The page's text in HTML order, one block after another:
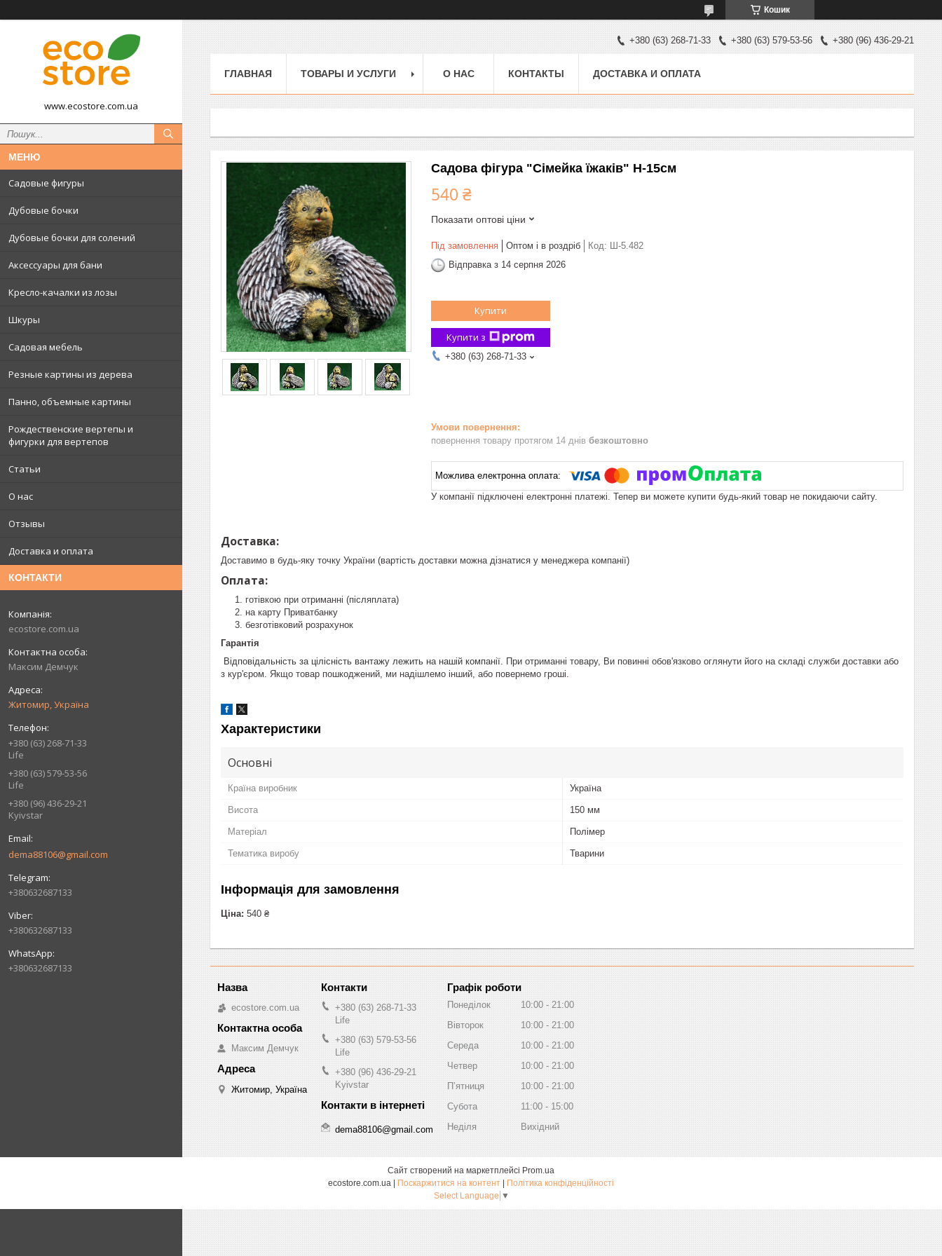
Кошик
www.ecostore.com.ua
Садовые фигуры
Дубовые бочки
Дубовые бочки для солений
Аксессуары для бани
Кресло-качалки из лозы
Шкуры
Садовая мебель
Резные картины из дерева
Панно, объемные картины
Рождественские вертепы и
фигурки для вертепов
Статьи
О нас
Отзывы
Доставка и оплата
КОНТАКТИ
ecostore.com.ua
Максим Демчук
Житомир, Україна
+380 (63) 268-71-33
Life
+380 (63) 579-53-56
Life
+380 (96) 436-29-21
Kyivstar
dema88106@gmail.com
+380632687133
+380632687133
+380632687133
+380 (63) 268-71-33 +380 (63) 579-53-56 +380 (96) 436-29-21
ГЛАВНАЯ ТОВАРЫ И УСЛУГИ О НАС КОНТАКТЫ ДОСТАВКА И ОПЛАТА
Садова фігура "Сімейка їжаків" H-15см
540 ₴
Показати оптові ціни
Під замовлення Оптом і в роздріб Код:
Ш-5.482
Відправка з 14 серпня 2026
Купити
Купити з
+380 (63) 268-71-33
повернення товару протягом 14 днів безкоштовно
У компанії підключені електронні платежі. Тепер ви можете купити будь-який товар не покидаючи сайту.
Доставка:
Доставимо в будь-яку точку України (вартість доставки можна дізнатися у менеджера компанії)
Оплата:
готівкою при отриманні (післяплата)
на карту Приватбанку
безготівковий розрахунок
Гарантія
Відповідальність за цілісність вантажу лежить на нашій компанії. При отриманні товару, Ви повинні обов'язково оглянути його на складі служби доставки або
з кур'єром. Якщо товар пошкоджений, ми надішлемо інший, або повернемо гроші.
Характеристики
Основні
Країна виробник Україна
Висота 150 мм
Матеріал Полімер
Тематика виробу Тварини
Інформація для замовлення
Ціна: 540 ₴
ecostore.com.ua
Максим Демчук
Житомир, Україна
+380 (63) 268-71-33
Life
+380 (63) 579-53-56
Life
+380 (96) 436-29-21
Kyivstar
dema88106@gmail.com
Графік роботи
Понеділок 10:00
21:00
Вівторок
10:00
21:00
Середа
10:00
21:00
Четвер
10:00
21:00
Пʼятниця
10:00
21:00
Субота
11:00
15:00
Неділя
Вихідний
Сайт створений на маркетплейсі Prom.ua
ecostore.com.ua | Поскаржитися на контент | Політика конфіденційності
Select Language ▼